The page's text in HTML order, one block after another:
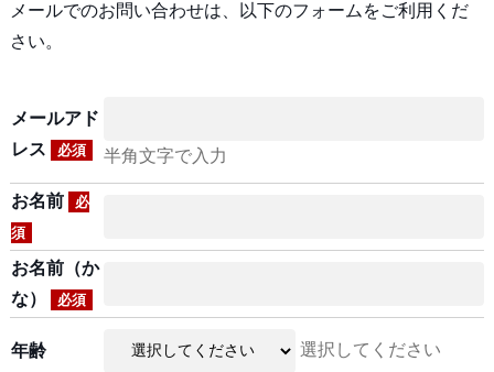
メールでのお問い合わせは、以下のフォームをご利用くだ
さい。
メールアド
レス
必須 半角文字で入力
お名前
必
須
お名前（か
な）
必須
年齢 選択してください